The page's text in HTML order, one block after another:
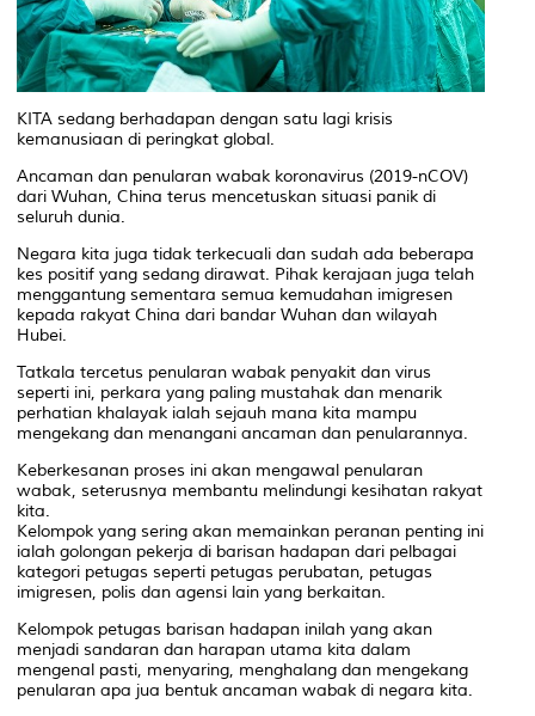
KITA sedang berhadapan dengan satu lagi krisis
kemanusiaan di peringkat global.
Ancaman dan penularan wabak koronavirus (2019-nCOV)
dari Wuhan, China terus mencetuskan situasi panik di
seluruh dunia.
Negara kita juga tidak terkecuali dan sudah ada beberapa
kes positif yang sedang dirawat. Pihak kerajaan juga telah
menggantung sementara semua kemudahan imigresen
kepada rakyat China dari bandar Wuhan dan wilayah
Hubei.
Tatkala tercetus penularan wabak penyakit dan virus
seperti ini, perkara yang paling mustahak dan menarik
perhatian khalayak ialah sejauh mana kita mampu
mengekang dan menangani ancaman dan penularannya.
Keberkesanan proses ini akan mengawal penularan
wabak, seterusnya membantu melindungi kesihatan rakyat
kita.
Kelompok yang sering akan memainkan peranan penting ini
ialah golongan pekerja di barisan hadapan dari pelbagai
kategori petugas seperti petugas perubatan, petugas
imigresen, polis dan agensi lain yang berkaitan.
Kelompok petugas barisan hadapan inilah yang akan
menjadi sandaran dan harapan utama kita dalam
mengenal pasti, menyaring, menghalang dan mengekang
penularan apa jua bentuk ancaman wabak di negara kita.